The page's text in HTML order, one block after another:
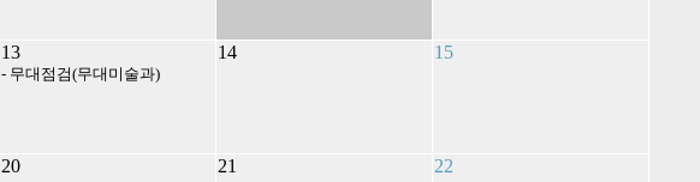
13
- 무대점검(무대미술과)
14 15
20 21 22